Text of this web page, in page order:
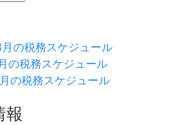
の税務スケジュール
の税務スケジュール
の税務スケジュール
報